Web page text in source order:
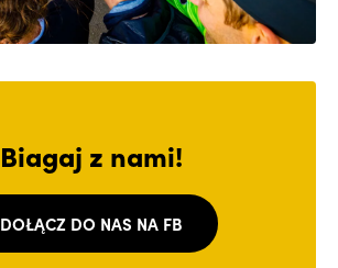
Biagaj z nami!
DOŁĄCZ DO NAS NA FB